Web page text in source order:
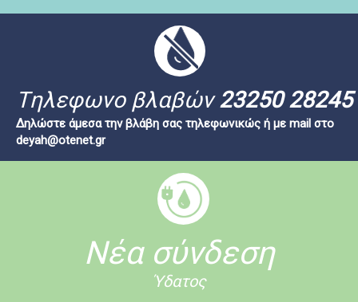
Tηλεφωνο βλαβών23250 28245
Δηλώστε άμεσα την βλάβη σας τηλεφωνικώς ή με mail στο
deyah@otenet.gr
Νέα σύνδεση
Ύδατος